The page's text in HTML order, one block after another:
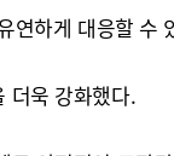
연하게 대응할 수
더욱 강화했다.